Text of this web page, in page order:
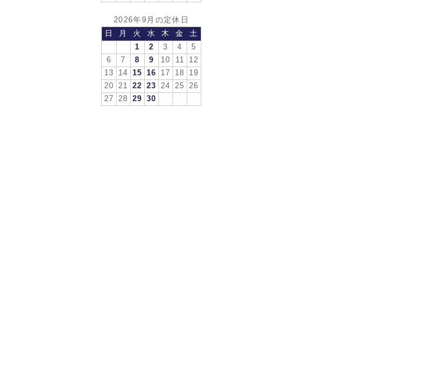
2026年9月の定休日
日
月 火 水 木 金
土
1
2 3 4
5
6
7 8 9 10 11
12
13
14 15 16 17 18
19
20
21 22 23 24 25
26
27
28 29 30